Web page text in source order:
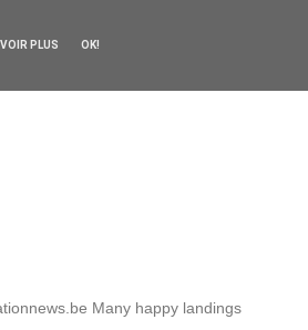
Many happy landings
PLUS OK!